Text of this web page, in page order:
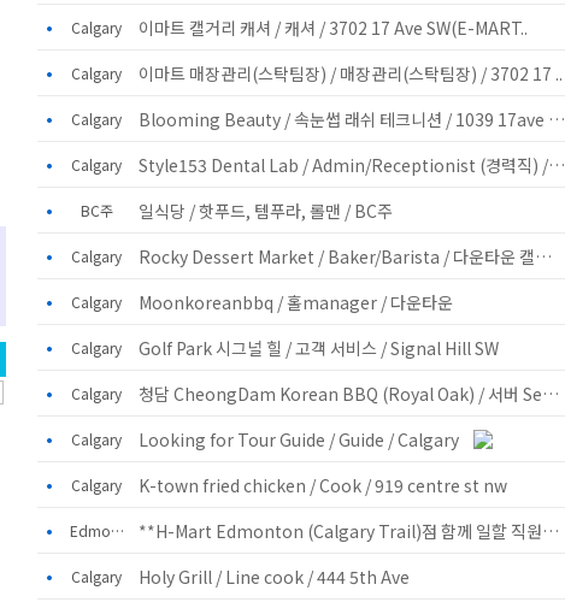
• Calgary 이마트 캘거리 캐셔 / 캐셔 / 3702 17 Ave SW(E-MART..
• Calgary 이마트 매장관리(스탁팀장) / 매장관리(스탁팀장) / 3702 17 ..
• Calgary Blooming Beauty / 속눈썹 래쉬 테크니션 / 1039 17ave SW
• Calgary Style153 Dental Lab / Admin/Receptionist (경력직) / 4..
• BC주 일식당 / 핫푸드, 템푸라, 롤맨 / BC주
• Calgary Rocky Dessert Market / Baker/Barista / 다운타운 캘거리
• Calgary Moonkoreanbbq / 홀manager / 다운타운
• Calgary Golf Park 시그널 힐 / 고객 서비스 / Signal Hill SW
• Calgary 청담 CheongDam Korean BBQ (Royal Oak) / 서버 Server /..
• Calgary Looking for Tour Guide / Guide / Calgary
• Calgary K-town fried chicken / Cook / 919 centre st nw
• Edmonton **H-Mart Edmonton (Calgary Trail)점 함께 일할 직원모집** ..
• Calgary Holy Grill / Line cook / 444 5th Ave